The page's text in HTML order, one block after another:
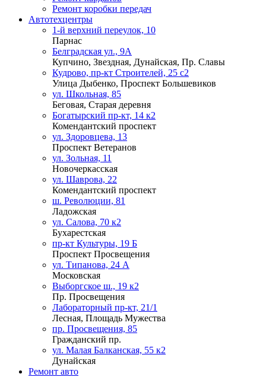
Ремонт коробки передач
Автотехцентры
1-й верхний переулок, 10
Парнас
Белградская ул., 9А
Купчино, Звездная, Дунайская, Пр. Славы
Кудрово, пр-кт Строителей, 25 с2
Улица Дыбенко, Проспект Большевиков
ул. Школьная, 85
Беговая, Старая деревня
Богатырский пр-кт, 14 к2
Комендантский проспект
ул. Здоровцева, 13
Проспект Ветеранов
ул. Зольная, 11
Новочеркасская
ул. Шаврова, 22
Комендантский проспект
ш. Революции, 81
Ладожская
ул. Салова, 70 к2
Бухарестская
пр-кт Культуры, 19 Б
Проспект Просвещения
ул. Типанова, 24 А
Московская
Выборгское ш., 19 к2
Пр. Просвещения
Лабораторный пр-кт, 21/1
Лесная, Площадь Мужества
пр. Просвещения, 85
Гражданский пр.
ул. Малая Балканская, 55 к2
Дунайская
Ремонт авто